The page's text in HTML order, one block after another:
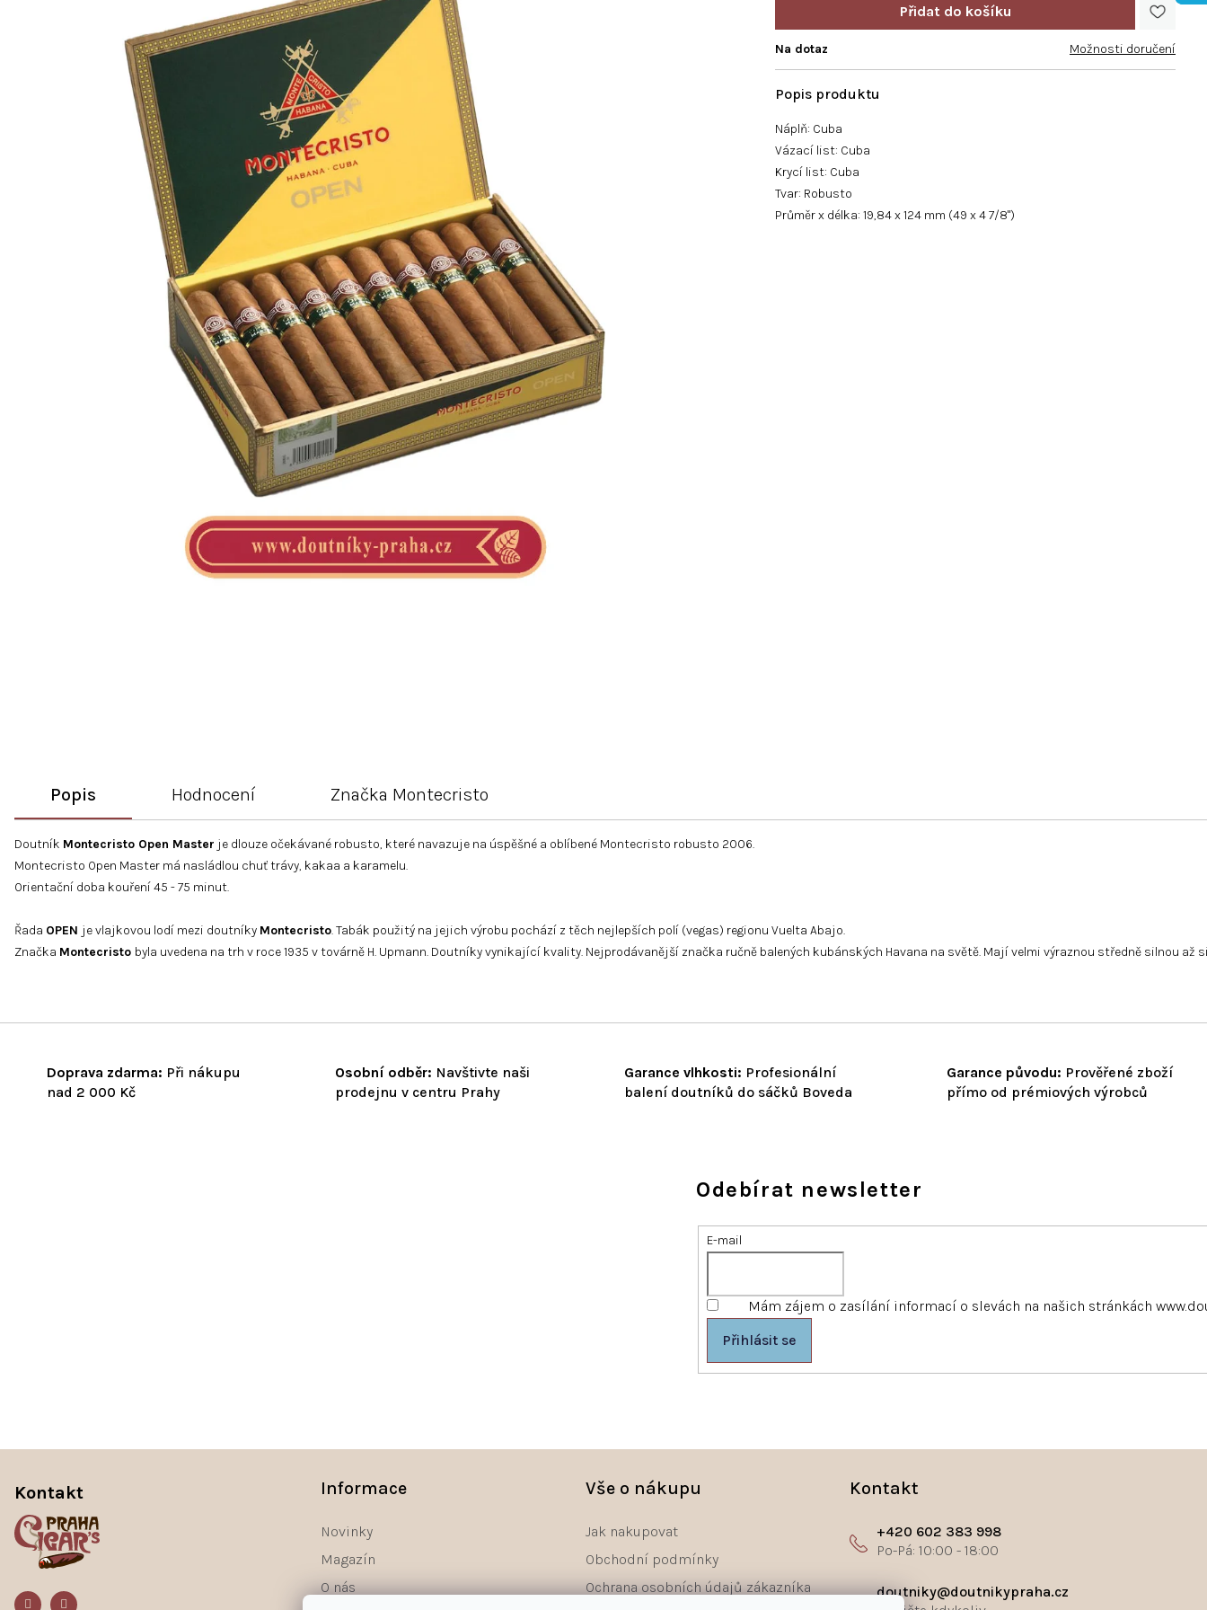
Náplň: Cuba
Vázací list: Cuba
Krycí list: Cuba
Tvar: Robusto
Průměr x délka: 19,84 x 124 mm (49 x 4 7/8")
Na dotaz Možnosti doručení
Doprava zdarma: Při nákupu
nad 2 000 Kč
Osobní odběr: Navštivte naši
prodejnu v centru Prahy
Garance vlhkosti: Profesionální
balení doutníků do sáčků Boveda
Garance původu: Prověřené zboží
přímo od prémiových výrobců
Popis Hodnocení Značka Montecristo
Doutník Montecristo Open Master je dlouze očekávané robusto, které navazuje na úspěšné a oblíbené Montecristo robusto 2006.
Montecristo Open Master má nasládlou chuť trávy, kakaa a karamelu.
Orientační doba kouření 45 - 75 minut.
Řada OPEN je vlajkovou lodí mezi doutníky Montecristo. Tabák použitý na jejich výrobu pochází z těch nejlepších polí (vegas) regionu Vuelta Abajo.
Značka Montecristo byla uvedena na trh v roce 1935 v továrně H. Upmann. Doutníky vynikající kvality. Nejprodávanější značka ručně balených kubánských Havana na světě. Mají velmi výraznou středně silnou
Odebírat newsletter
E-mail
Mám zájem o zasílání informací o slevách na našich stránkách
Přihlásit se
Informace
Novinky
Magazín
O nás
Vše o nákupu
Jak nakupovat
Obchodní podmínky
Ochrana osobních údajů zákazníka
Kontakt
+420 602 383 998
doutniky@doutnikypraha.cz
Kontakt